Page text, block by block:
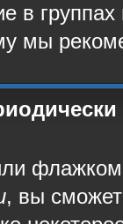
в группах
мы
, вы